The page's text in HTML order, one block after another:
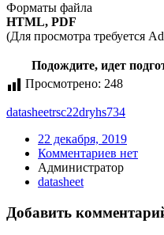
Форматы файла
HTML, PDF
(Для просмотра требуется
Подождите, идет
Просмотрено: 248
datasheetrsc22dryhs734
22 декабря, 2019
Комментариев нет
Администратор
datasheet
Добавить